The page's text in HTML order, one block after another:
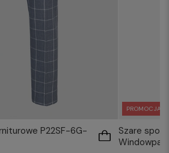
P22SF-6G-
PROMOCJA
Szare